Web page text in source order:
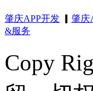
肇庆APP开发 肇庆
&服务
Copy